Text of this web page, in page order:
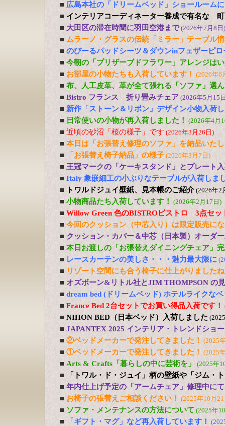
■ 広島本社の「ドリームベッド」ショールーム
■ インテリアコーディネーター養成で有名な
■ 大田区の滞在時間に羽田空港まで(2026年7月8日)
■ ムラーノ・グラスの伝統「ミラー」テーブル
■ のびーるパッドシーツ＆ダウンinフェザーピ
■ 今朝の「プリザーブドフラワー」アレンジは
■ お部屋の小物たちも入荷しています！ (2026年6
■ 布、人工皮革、革が全て張れる「ソファ」選
■ Bistro フランス 折り畳みチェア (2026年5月15
■ 新作「ストーン＆リボン」デザイン小物入荷
■ 日常使いの小物が再入荷しました！ (2026年4月
■ 近頃の砂沼「桜の様子」です (2026年3月26日)
■ 本日は「お張替え修理のソファ」を納品いた
■
「お張替え椅子納品」の様子 (2026年3月7日)
■ 王冠マークの「ケーキスタンド」とプレート
■ Italy 象嵌細工の小ぶりなテーブルが入荷しま
■
トワルドジュイ壁紙、見本帳のご紹介 (2026年2
■ 小物商品たち入荷しています！ (2026年2月17日)
■ Willow Green 色のBISTROビストロ 3点セッ
■ 今回のクッション（中芯入り）は限定販売に
■ クッション・カバー＆中芯（日本製）オーダ
■ 本日お渡しの「お張替えダイニングチェア」
■ レースカーテンの美しさ・・・魅力最大限に
■ リゾート空間にも合う椅子に仕上がりましたね
■ オズボーン&リトル社とJIM THOMPSON の
■ dream bed (ドリームベッド) ホテルライクな
■ France Bed 2台セットでお買い得品入荷です！
■ NIHON BED（日本ベッド）入荷しました
■ JAPANTEX 2025 インテリア・トレンドショー
■ ②ベッドメーカーで発注してきました！ (2025
■ ①ベッドメーカーで発注してきました！ (2025
■ Arts & Crafts「暮らしの中に芸術を」 (2025年
■
「トワル・ド・ジュイ」柄の壁紙や「ジム・
■ 年内仕上げ予定の「アームチェア」修理中にて
■ お椅子の張替えご相談ください！ (2025年10月
■ ソファ・メンテナンスの方法について (2025年
■ 「ギフト・マグ」など再入荷しています！